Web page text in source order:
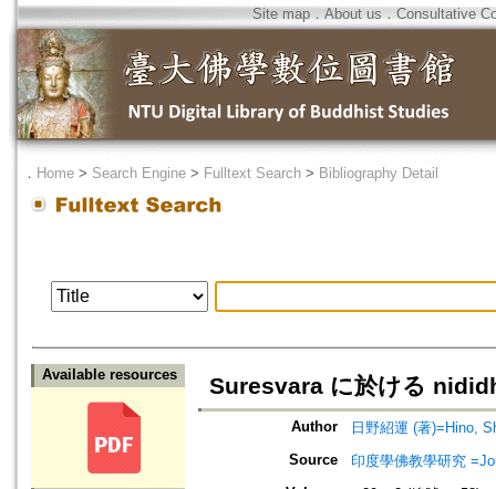
Site map．About us ． Consultative
． Home > Search Engine > Fulltext Search > Bibliography Detail
Available resources Suresvara に於ける
Author
日野紹運 (著)=Hino,
Source
印度學佛教學研究